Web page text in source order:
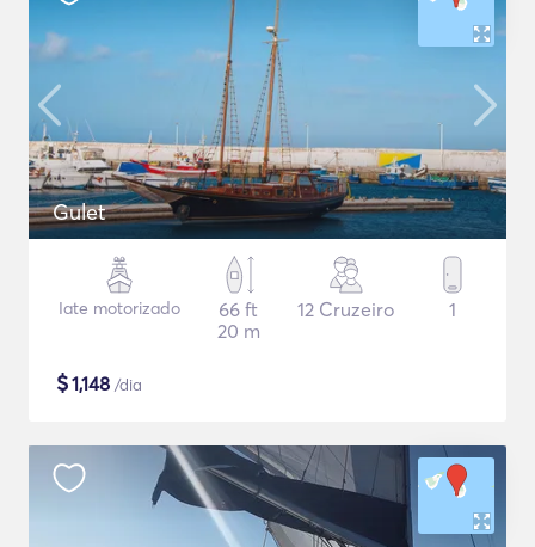
Gulet
Iate motorizado
66 ft
20 m
12 Cruzeiro 1
$1,148 /dia